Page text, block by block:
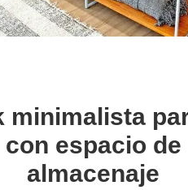
minimalista
con espacio de
almacenaje